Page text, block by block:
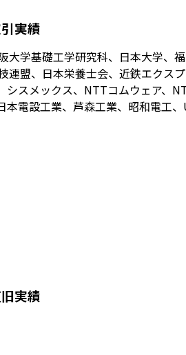
実績
学基礎工学研究科、日本大学、
盟、日本栄養士会、近鉄エクス
スメックス、NTTコムウェア、
電設工業、芦森工業、昭和電工
実績